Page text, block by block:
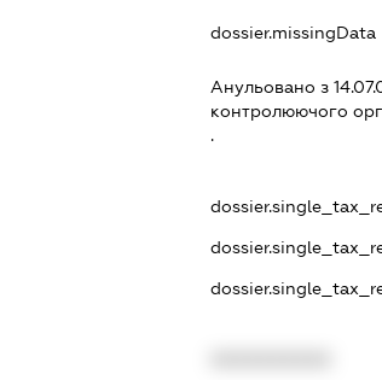
dossier.missingData
Анульовано з
контролюючого
.